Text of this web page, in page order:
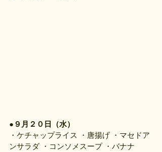
●９月２０日（水）
・ケチャップライス ・唐揚げ ・マセドア
ンサラダ ・コンソメスープ ・バナナ